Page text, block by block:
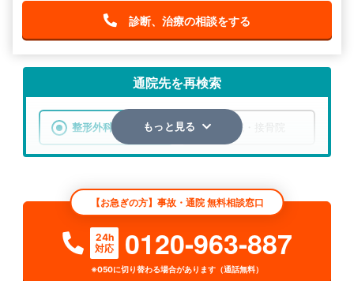
診断、治療の相談をする
通院先を再検索
整形外科 整骨院・接骨院
検索する
詳細条件で絞り込む
もっと見る
【お急ぎの方】事故・通院 無料相談窓口
24h
対応
0120-963-887
※050に切り替わる場合があります（通話無料）